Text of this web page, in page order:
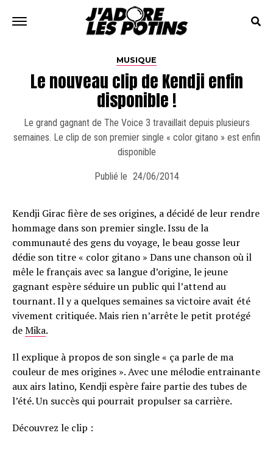
MUSIQUE
Le nouveau clip de Kendji enfin
disponible !
Le grand gagnant de The Voice 3 travaillait depuis plusieurs
semaines. Le clip de son premier single « color gitano » est enfin
disponible
Publié le 24/06/2014
Kendji Girac fière de ses origines, a décidé de leur rendre
hommage dans son premier single. Issu de la
communauté des gens du voyage, le beau gosse leur
dédie son titre « color gitano » Dans une chanson où il
mêle le français avec sa langue d’origine, le jeune
gagnant espère séduire un public qui l’attend au
tournant. Il y a quelques semaines sa victoire avait été
vivement critiquée. Mais rien n’arrête le petit protégé
deMika.
Il explique à propos de son single « ça parle de ma
couleur de mes origines ». Avec une mélodie entrainante
aux airs latino, Kendji espère faire partie des tubes de
l’été. Un succès qui pourrait propulser sa carrière.
Découvrez le clip :